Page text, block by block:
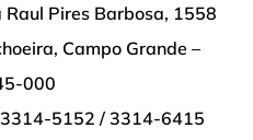
Raul Pires Barbosa, 1558
Campo Grande –
000
5152 / 3314-6415